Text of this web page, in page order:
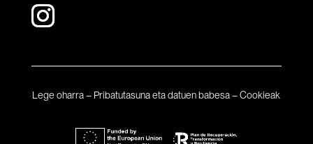
Lege oharra– Pribatutasuna eta datuen babesa–Cookieak